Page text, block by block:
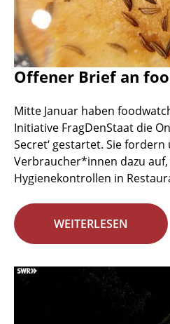
Offener Brief an
Mitte Januar haben
Initiative FragDenStaat die
Secret‘ gestartet. Sie
Verbraucher*innen dazu
Hygienekontrollen in
WEITERLESEN